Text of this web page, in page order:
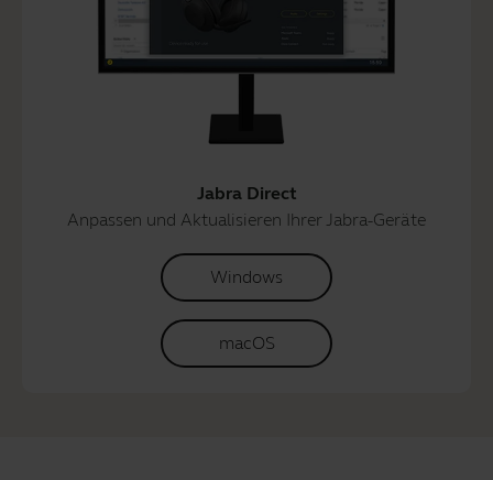
Jabra Direct
Anpassen und Aktualisieren Ihrer Jabra-Geräte
Windows
macOS